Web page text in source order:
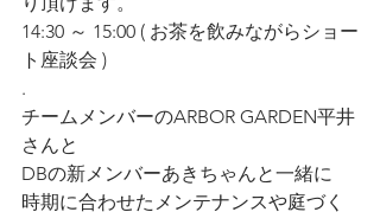
14:30 ～ 15:00 ( お茶を飲みながらショー
ト座談会 )
.
チームメンバーのARBOR GARDEN平井
さんと
DBの新メンバーあきちゃんと一緒に
時期に合わせたメンテナンスや庭づく